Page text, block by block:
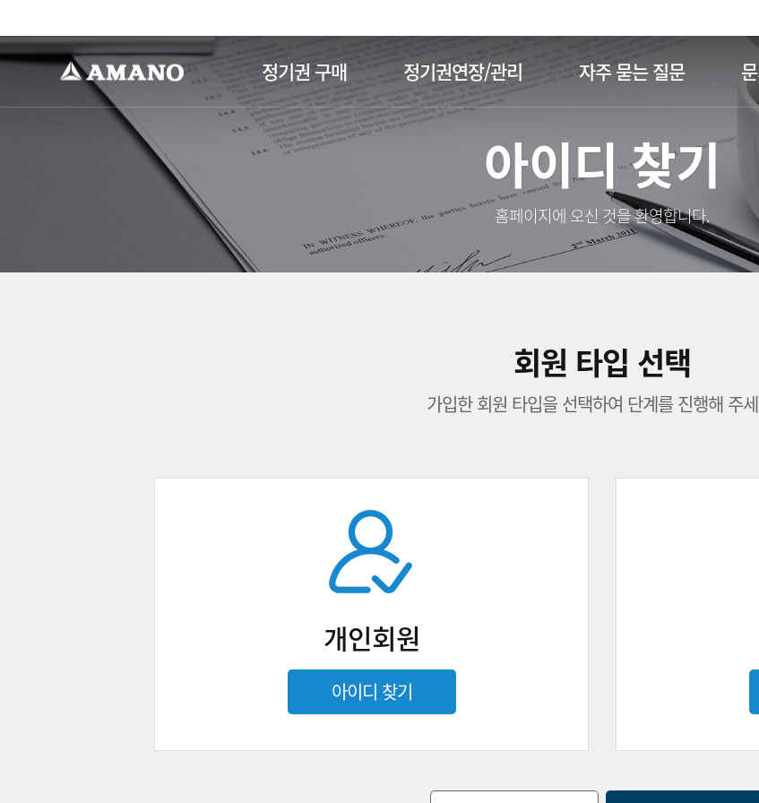
정기권 구매 정기권연장/관리 자주 묻는 질문
아이디 찾기
홈페이지에 오신 것을 환영합니다.
회원 타입 선택
가입한 회원 타입을 선택하여 단계를 진행해 주
개인회원
아이디 찾기